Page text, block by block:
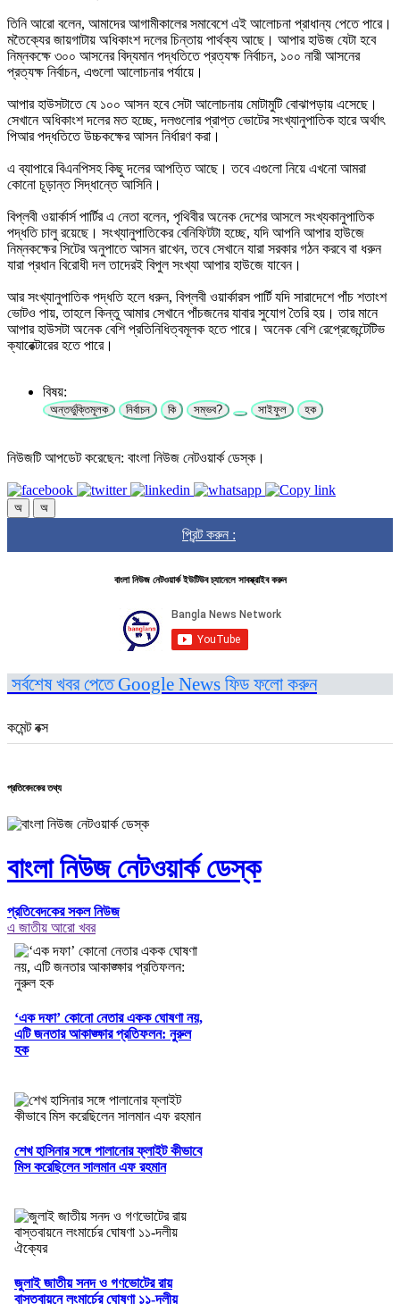
তিনি আরো বলেন, আমাদের আগামীকালের সমাবেশে এই আলোচনা প্রাধান্য পেতে পারে।
মতৈক্যের জায়গাটায় অধিকাংশ দলের চিন্তায় পার্থক্য আছে। আপার হাউজ যেটা হবে
নিম্নকক্ষে ৩০০ আসনের বিদ্যমান পদ্ধতিতে প্রত্যক্ষ নির্বাচন, ১০০ নারী আসনের
প্রত্যক্ষ নির্বাচন, এগুলো আলোচনার পর্যায়ে।
আপার হাউসটাতে যে ১০০ আসন হবে সেটা আলোচনায় মোটামুটি বোঝাপড়ায় এসেছে।
সেখানে অধিকাংশ দলের মত হচ্ছে, দলগুলোর প্রাপ্ত ভোটের সংখ্যানুপাতিক হারে অর্থাৎ
পিআর পদ্ধতিতে উচ্চকক্ষের আসন নির্ধারণ করা।
এ ব্যাপারে বিএনপিসহ কিছু দলের আপত্তি আছে। তবে এগুলো নিয়ে এখনো আমরা
কোনো চূড়ান্ত সিদ্ধান্তে আসিনি।
বিপ্লবী ওয়ার্কার্স পার্টির এ নেতা বলেন, পৃথিবীর অনেক দেশের আসলে সংখ্যকানুপাতিক
পদ্ধতি চালু রয়েছে। সংখ্যানুপাতিকের বেনিফিটটা হচ্ছে, যদি আপনি আপার হাউজে
নিম্নকক্ষের সিটের অনুপাতে আসন রাখেন, তবে সেখানে যারা সরকার গঠন করবে বা ধরুন
যারা প্রধান বিরোধী দল তাদেরই বিপুল সংখ্যা আপার হাউজে যাবেন।
আর সংখ্যানুপাতিক পদ্ধতি হলে ধরুন, বিপ্লবী ওয়ার্কারস পার্টি যদি সারাদেশে পাঁচ শতাংশ
ভোটও পায়, তাহলে কিন্তু আমার সেখানে পাঁচজনের যাবার সুযোগ তৈরি হয়। তার মানে
আপার হাউসটা অনেক বেশি প্রতিনিধিত্বমূলক হতে পারে। অনেক বেশি রেপ্রেজেন্টেটিভ
ক্যারেক্টারের হতে পারে।
বিষয়:
অন্তর্ভুক্তিমূলক নির্বাচন কি সম্ভব? সাইফুল হক
নিউজটি আপডেট করেছেন: বাংলা নিউজ নেটওয়ার্ক ডেস্ক।
অ অ
প্রিন্ট করুন :
বাংলা নিউজ নেটওয়ার্ক ইউটিউব চ্যানেলে সাবস্ক্রাইব করুন
সর্বশেষ খবর পেতে Google News ফিড ফলো করুন
কমেন্ট বক্স
প্রতিবেদকের তথ্য
বাংলা নিউজ নেটওয়ার্ক ডেস্ক
প্রতিবেদকের সকল নিউজ
এ জাতীয় আরো খবর
‘এক দফা’ কোনো নেতার একক ঘোষণা নয়,
এটি জনতার আকাঙ্ক্ষার প্রতিফলন: নুরুল
হক
শেখ হাসিনার সঙ্গে পালানোর ফ্লাইট কীভাবে
মিস করেছিলেন সালমান এফ রহমান
জুলাই জাতীয় সনদ ও গণভোটের রায়
বাস্তবায়নে লংমার্চের ঘোষণা ১১-দলীয়